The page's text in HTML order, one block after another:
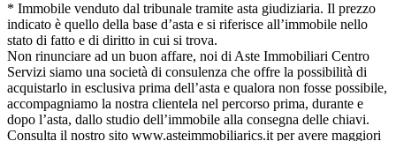
* Immobile venduto dal tribunale tramite asta giudiziaria. Il prezzo
indicato è quello della base d’asta e si riferisce all’immobile nello
stato di fatto e di diritto in cui si trova.
Non rinunciare ad un buon affare, noi di Aste Immobiliari Centro
Servizi siamo una società di consulenza che offre la possibilità di
acquistarlo in esclusiva prima dell’asta e qualora non fosse possibile,
accompagniamo la nostra clientela nel percorso prima, durante e
dopo l’asta, dallo studio dell’immobile alla consegna delle chiavi.
Consulta il nostro sito www.asteimmobiliarics.it per avere maggiori